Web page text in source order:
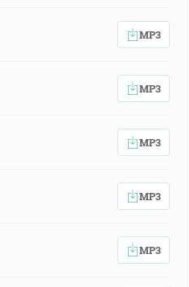
MP3
MP3
MP3
MP3
MP3